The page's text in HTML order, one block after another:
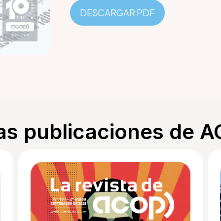
DESCARGAR PDF
publicaciones de